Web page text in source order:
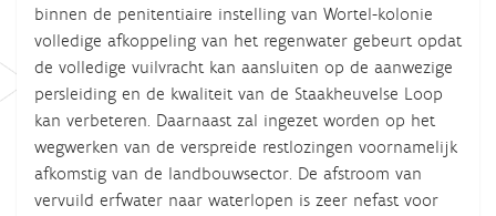
binnen de penitentiaire instelling van Wortel-kolonie
volledige afkoppeling van het regenwater gebeurt opdat
de volledige vuilvracht kan aansluiten op de aanwezige
persleiding en de kwaliteit van de Staakheuvelse Loop
kan verbeteren. Daarnaast zal ingezet worden op het
wegwerken van de verspreide restlozingen voornamelijk
afkomstig van de landbouwsector. De afstroom van
vervuild erfwater naar waterlopen is zeer nefast voor